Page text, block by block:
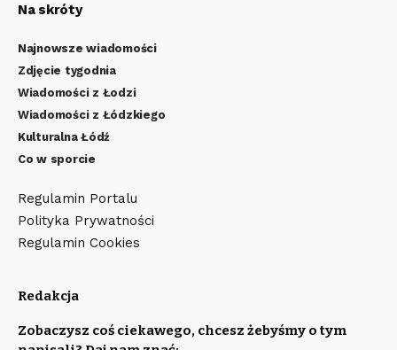
Na skróty
Najnowsze wiadomości
Zdjęcie tygodnia
Wiadomości z Łodzi
Wiadomości z Łódzkiego
Kulturalna Łódź
Co w sporcie
Regulamin Portalu
Polityka Prywatności
Regulamin Cookies
Redakcja
Zobaczysz coś ciekawego, chcesz żebyśmy o tym